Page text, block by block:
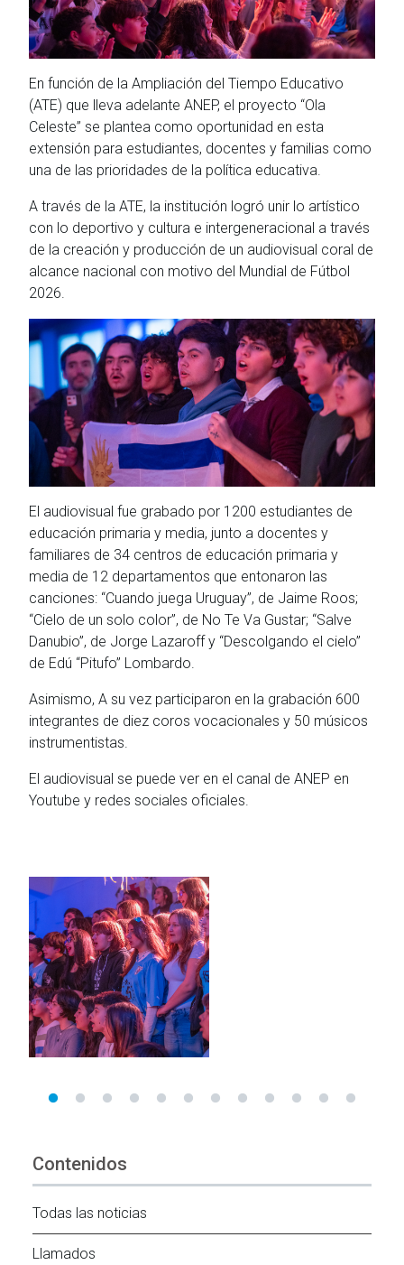
En función de la Ampliación del Tiempo Educativo
(ATE) que lleva adelante ANEP, el proyecto “Ola
Celeste” se plantea como oportunidad en esta
extensión para estudiantes, docentes y familias como
una de las prioridades de la política educativa.
A través de la ATE, la institución logró unir lo artístico
con lo deportivo y cultura e intergeneracional a través
de la creación y producción de un audiovisual coral de
alcance nacional con motivo del Mundial de Fútbol
2026.
El audiovisual fue grabado por 1200 estudiantes de
educación primaria y media, junto a docentes y
familiares de 34 centros de educación primaria y
media de 12 departamentos que entonaron las
canciones: “Cuando juega Uruguay”, de Jaime Roos;
“Cielo de un solo color”, de No Te Va Gustar; “Salve
Danubio”, de Jorge Lazaroff y “Descolgando el cielo”
de Edú “Pitufo” Lombardo.
Asimismo, A su vez participaron en la grabación 600
integrantes de diez coros vocacionales y 50 músicos
instrumentistas.
El audiovisual se puede ver en el canal de ANEP en
Youtube y redes sociales oficiales.
Contenidos
Todas las noticias
Llamados